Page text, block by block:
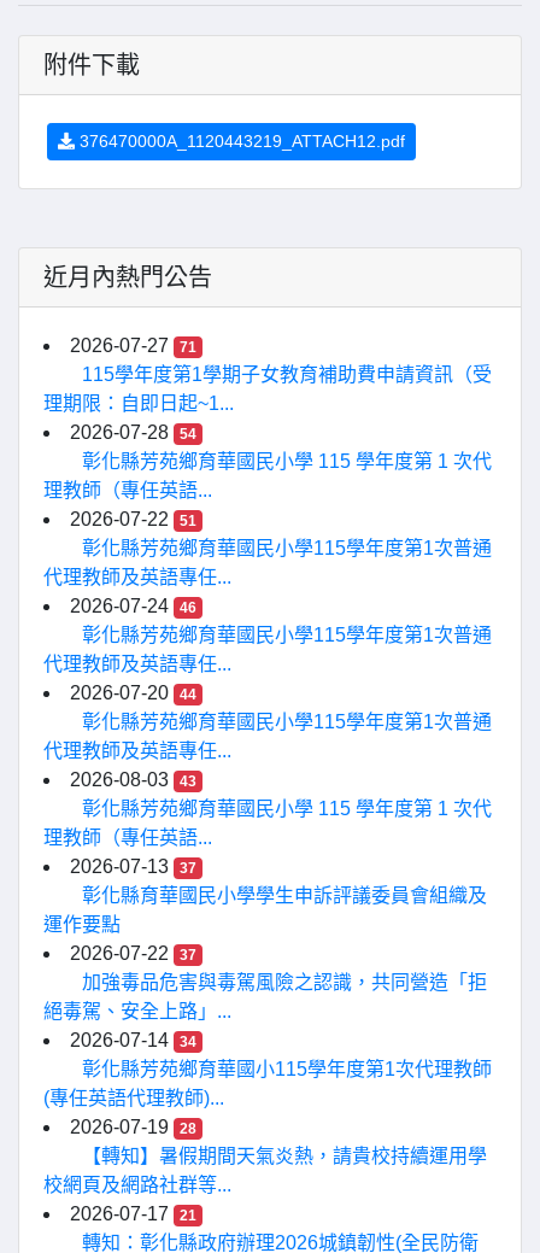
附件下載
376470000A_1120443219_ATTACH12.pdf
近月內熱門公告
2026-07-27 71
115學年度第1學期子女教育補助費申請資訊（受
理期限：自即日起~1...
2026-07-28
54
彰化縣芳苑鄉育華國民小學 115 學年度第 1 次代
理教師（專任英語...
2026-07-22
51
彰化縣芳苑鄉育華國民小學115學年度第1次普通
代理教師及英語專任...
2026-07-24
46
彰化縣芳苑鄉育華國民小學115學年度第1次普通
代理教師及英語專任...
2026-07-20
44
彰化縣芳苑鄉育華國民小學115學年度第1次普通
代理教師及英語專任...
2026-08-03
43
彰化縣芳苑鄉育華國民小學 115 學年度第 1 次代
理教師（專任英語...
2026-07-13
37
彰化縣育華國民小學學生申訴評議委員會組織及
運作要點
2026-07-22
37
加強毒品危害與毒駕風險之認識，共同營造「拒
絕毒駕、安全上路」...
2026-07-14
34
彰化縣芳苑鄉育華國小115學年度第1次代理教師
(專任英語代理教師)...
2026-07-19
28
【轉知】暑假期間天氣炎熱，請貴校持續運用學
校網頁及網路社群等...
2026-07-17
21
轉知：彰化縣政府辦理2026城鎮韌性(全民防衛